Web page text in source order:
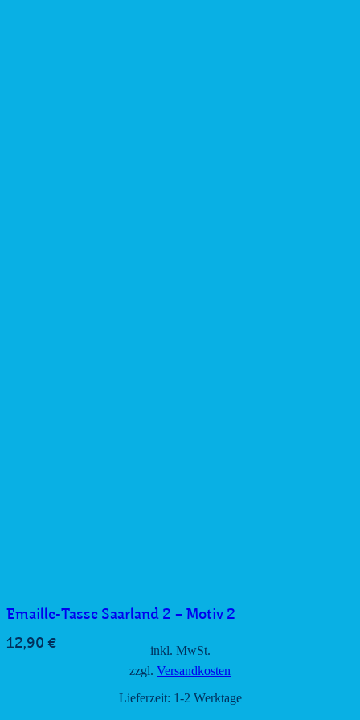
Emaille-Tasse Saarland 2 – Motiv 2
12,90 €
inkl. MwSt.
zzgl. Versandkosten
Lieferzeit: 1-2 Werktage